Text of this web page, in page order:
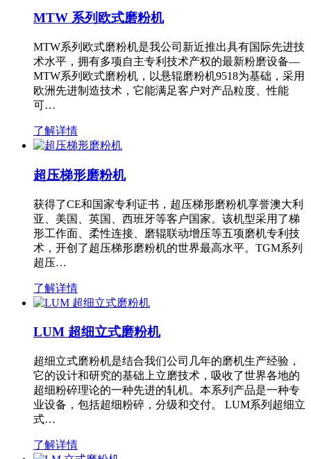
MTW 系列欧式磨粉机
MTW系列欧式磨粉机是我公司新近推出具有国际先进技
术水平，拥有多项自主专利技术产权的最新粉磨设备—
MTW系列欧式磨粉机，以悬辊磨粉机9518为基础，采用
欧洲先进制造技术，它能满足客户对产品粒度、性能
可…
了解详情
超压梯形磨粉机
获得了CE和国家专利证书，超压梯形磨粉机享誉澳大利
亚、美国、英国、西班牙等客户国家。该机型采用了梯
形工作面、柔性连接、磨辊联动增压等五项磨机专利技
术，开创了超压梯形磨粉机的世界最高水平。TGM系列
超压…
了解详情
LUM 超细立式磨粉机
超细立式磨粉机是结合我们公司几年的磨机生产经验，
它的设计和研究的基础上立磨技术，吸收了世界各地的
超细粉碎理论的一种先进的轧机。本系列产品是一种专
业设备，包括超细粉碎，分级和交付。 LUM系列超细立
式…
了解详情